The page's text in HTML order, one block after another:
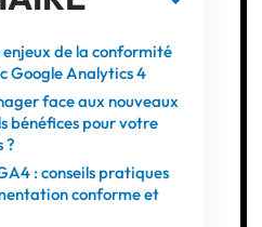
de la conformité
Google Analytics 4
face aux nouveaux
bénéfices pour votre
?
: conseils pratiques
conforme et